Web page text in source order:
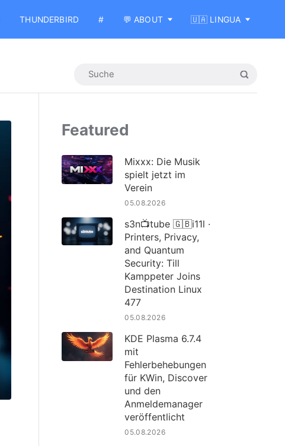
THUNDERBIRD # 💬 ABOUT 🇺🇦 LINGUA
Featured
Mixxx: Die Musik
spielt jetzt im
Verein
05.08.2026
s3n📺tube 🇬🇧i11l ·
Printers, Privacy,
and Quantum
Security: Till
Kamppeter Joins
Destination Linux
477
05.08.2026
KDE Plasma 6.7.4
mit
Fehlerbehebungen
für KWin, Discover
und den
Anmeldemanager
veröffentlicht
05.08.2026